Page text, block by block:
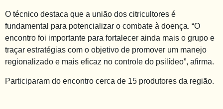
O técnico destaca que a união dos citricultores é
fundamental para potencializar o combate à doença. “O
encontro foi importante para fortalecer ainda mais o grupo e
traçar estratégias com o objetivo de promover um manejo
regionalizado e mais eficaz no controle do psilídeo”, afirma.
Participaram do encontro cerca de 15 produtores da região.